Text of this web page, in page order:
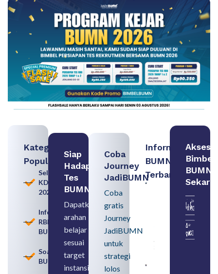
Kategori
Populer
Seleksi
KDKMP
2026
Informasi
RBB
BUMN
Soal
BUMN
Siap
Hadapi
Tes
BUMN
Dapatkan
arahan
belajar
sesuai
target
instansi
Coba
Journey
JadiBUMN
Coba
gratis
Journey
JadiBUMN
untuk
strategi
lolos
Informasi
BUMN
Terbaru:
Pengertian,
Perbedaan,
serta Jenis
August 6,
2026
Akses
Bimbel
BUMN